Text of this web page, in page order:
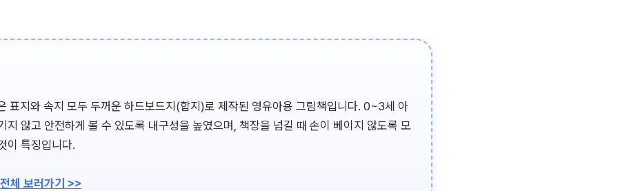
지와 속지 모두 두꺼운 하드보드지(합지)로 제작된 영유아용 그림책입니다. 0~3세 아
지 않고 안전하게 볼 수 있도록 내구성을 높였으며, 책장을 넘길 때 손이 베이지 않도록 모
이 특징입니다.
체 보러가기 >>